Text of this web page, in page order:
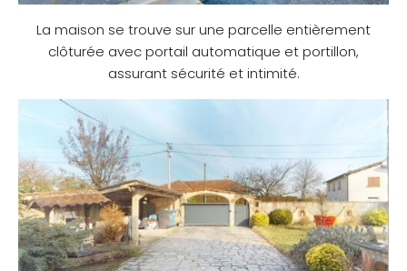
La maison se trouve sur une parcelle entièrement
clôturée avec portail automatique et portillon,
assurant sécurité et intimité.